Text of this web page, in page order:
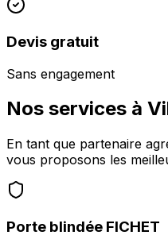
Devis gratuit
Sans engagement
Nos services à
En tant que partenaire
vous proposons les
Porte blindée FICHET